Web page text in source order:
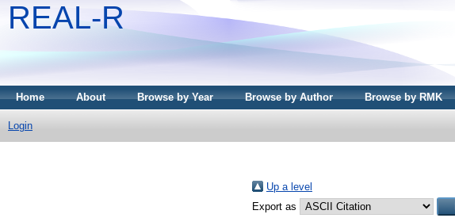
REAL-R
Home About Browse by Year Browse by Author Browse by RMK
Login
Up a level
Export as